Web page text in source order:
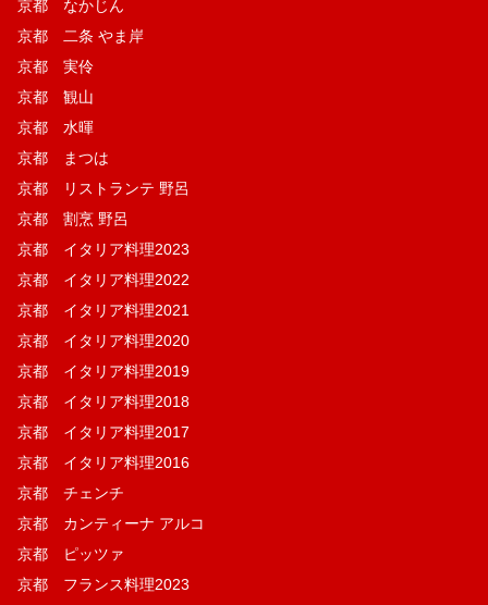
京都 なかじん
京都 二条 やま岸
京都 実伶
京都 観山
京都 水暉
京都 まつは
京都 リストランテ 野呂
京都 割烹 野呂
京都 イタリア料理2023
京都 イタリア料理2022
京都 イタリア料理2021
京都 イタリア料理2020
京都 イタリア料理2019
京都 イタリア料理2018
京都 イタリア料理2017
京都 イタリア料理2016
京都 チェンチ
京都 カンティーナ アルコ
京都 ピッツァ
京都 フランス料理2023